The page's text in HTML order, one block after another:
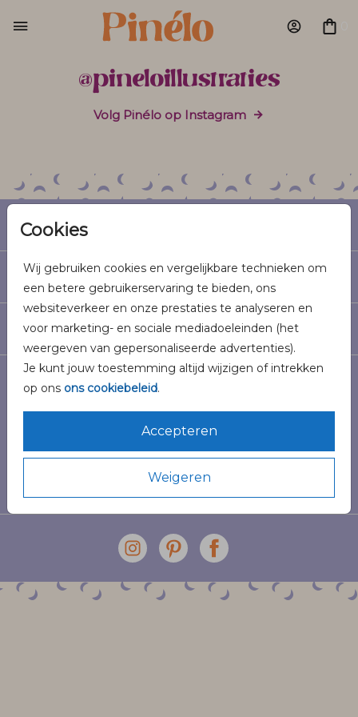
Cookies
Wij gebruiken cookies en vergelijkbare technieken om
een betere gebruikerservaring te bieden, ons
websiteverkeer en onze prestaties te analyseren en
voor marketing- en sociale mediadoeleinden (het
weergeven van gepersonaliseerde advertenties).
Je kunt jouw toestemming altijd wijzigen of intrekken
op ons ons cookiebeleid.
Accepteren
Weigeren
@pineloillustraties
Volg Pinélo op Instagram
Geboorte
Trouwen
Informatie
Veilig winkelen en betalen